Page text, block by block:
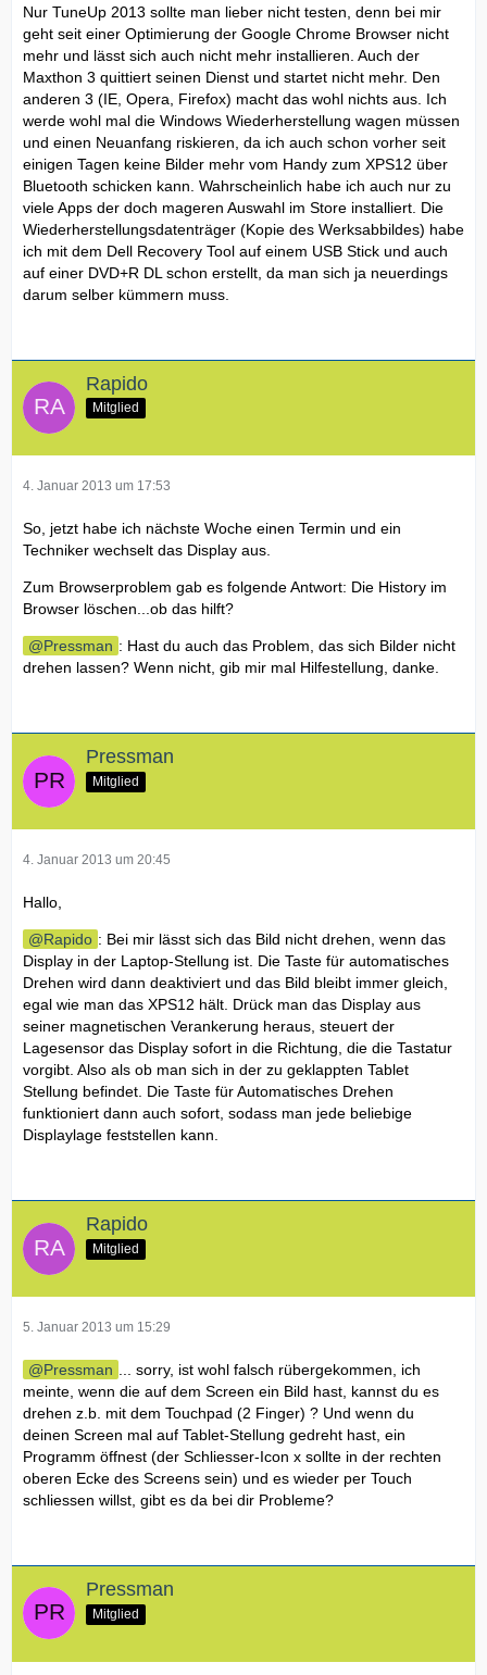
Nur TuneUp 2013 sollte man lieber nicht testen, denn bei mir
geht seit einer Optimierung der Google Chrome Browser nicht
mehr und lässt sich auch nicht mehr installieren. Auch der
Maxthon 3 quittiert seinen Dienst und startet nicht mehr. Den
anderen 3 (IE, Opera, Firefox) macht das wohl nichts aus. Ich
werde wohl mal die Windows Wiederherstellung wagen müssen
und einen Neuanfang riskieren, da ich auch schon vorher seit
einigen Tagen keine Bilder mehr vom Handy zum XPS12 über
Bluetooth schicken kann. Wahrscheinlich habe ich auch nur zu
viele Apps der doch mageren Auswahl im Store installiert. Die
Wiederherstellungsdatenträger (Kopie des Werksabbildes) habe
ich mit dem Dell Recovery Tool auf einem USB Stick und auch
auf einer DVD+R DL schon erstellt, da man sich ja neuerdings
darum selber kümmern muss.
Rapido
Mitglied
4. Januar 2013 um 17:53
So, jetzt habe ich nächste Woche einen Termin und ein
Techniker wechselt das Display aus.
Zum Browserproblem gab es folgende Antwort: Die History im
Browser löschen...ob das hilft?
Pressman : Hast du auch das Problem, das sich Bilder nicht
drehen lassen? Wenn nicht, gib mir mal Hilfestellung, danke.
Pressman
Mitglied
4. Januar 2013 um 20:45
Hallo,
Rapido : Bei mir lässt sich das Bild nicht drehen, wenn das
Display in der Laptop-Stellung ist. Die Taste für automatisches
Drehen wird dann deaktiviert und das Bild bleibt immer gleich,
egal wie man das XPS12 hält. Drück man das Display aus
seiner magnetischen Verankerung heraus, steuert der
Lagesensor das Display sofort in die Richtung, die die Tastatur
vorgibt. Also als ob man sich in der zu geklappten Tablet
Stellung befindet. Die Taste für Automatisches Drehen
funktioniert dann auch sofort, sodass man jede beliebige
Displaylage feststellen kann.
Rapido
Mitglied
5. Januar 2013 um 15:29
Pressman
... sorry, ist wohl falsch rübergekommen, ich
meinte, wenn die auf dem Screen ein Bild hast, kannst du es
drehen z.b. mit dem Touchpad (2 Finger) ? Und wenn du
deinen Screen mal auf Tablet-Stellung gedreht hast, ein
Programm öffnest (der Schliesser-Icon x sollte in der rechten
oberen Ecke des Screens sein) und es wieder per Touch
schliessen willst, gibt es da bei dir Probleme?
Pressman
Mitglied